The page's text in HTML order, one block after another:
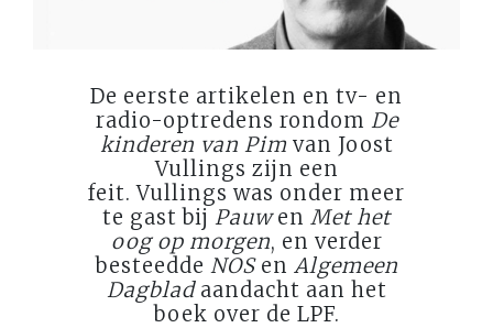
De eerste artikelen en tv- en
radio-optredens rondom De
kinderen van Pim van Joost
Vullings zijn een
feit. Vullings was onder meer
te gast bij Pauwen Met het
oog op morgen, en verder
besteedde NOSen Algemeen
Dagblad aandacht aan het
boek over de LPF.